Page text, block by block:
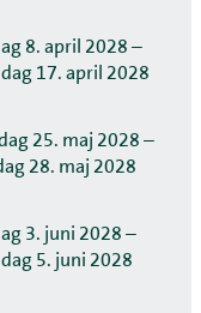
8. april 2028 –
17. april 2028
25. maj 2028 –
28. maj 2028
3. juni 2028 –
5. juni 2028